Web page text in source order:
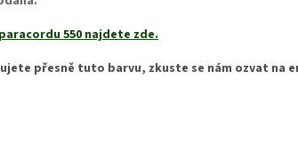
550 najdete zde.
přesně tuto barvu, zkuste se nám ozvat na